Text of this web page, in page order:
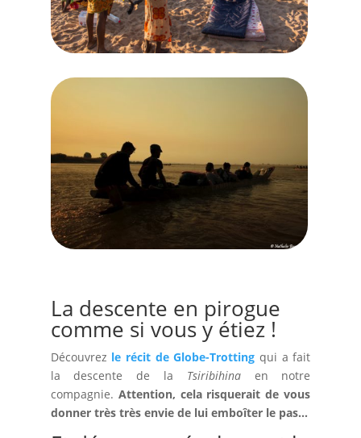
La descente en pirogue
comme si vous y étiez !
Découvrez le récit de Globe-Trotting qui a fait
la descente de la Tsiribihinaen notre
compagnie. Attention, cela risquerait de vous
donner très très envie de lui emboîter le pas…